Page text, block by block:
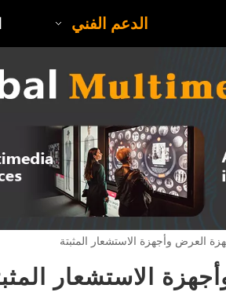
الدعم الفني
العرض وأجهزة الاستشعار المثبتة
الاستشعار